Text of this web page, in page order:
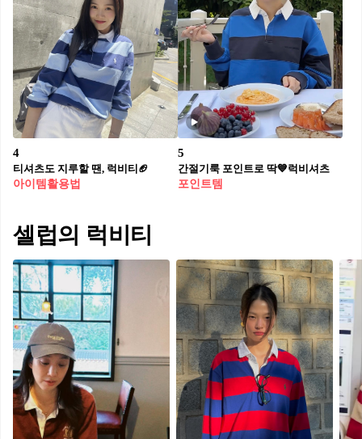
4
티셔츠도 지루할 땐, 럭비티🏈
아이템활용법
5
간절기룩 포인트로 딱💙럭비셔츠
포인트템
셀럽의 럭비티